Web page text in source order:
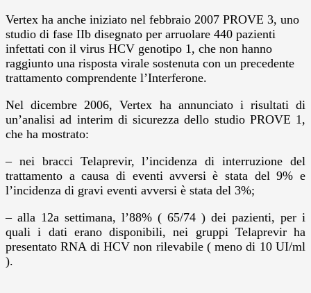
Vertex ha anche iniziato nel febbraio 2007 PROVE 3, uno
studio di fase IIb disegnato per arruolare 440 pazienti
infettati con il virus HCV genotipo 1, che non hanno
raggiunto una risposta virale sostenuta con un precedente
trattamento comprendente l’Interferone.
Nel dicembre 2006, Vertex ha annunciato i risultati di
un’analisi ad interim di sicurezza dello studio PROVE 1,
che ha mostrato:
– nei bracci Telaprevir, l’incidenza di interruzione del
trattamento a causa di eventi avversi è stata del 9% e
l’incidenza di gravi eventi avversi è stata del 3%;
– alla 12a settimana, l’88% ( 65/74 ) dei pazienti, per i
quali i dati erano disponibili, nei gruppi Telaprevir ha
presentato RNA di HCV non rilevabile ( meno di 10 UI/ml
).